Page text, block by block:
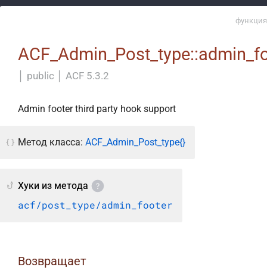
public ACF 5.3.2
Admin footer third party hook support
Метод класса: ACF_Admin_Post_type{}
Хуки из метода
acf/post_type/admin_footer
Возвращает